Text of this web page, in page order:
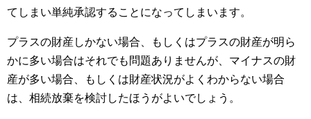
てしまい単純承認することになってしまいます。
プラスの財産しかない場合、もしくはプラスの財産が明ら
かに多い場合はそれでも問題ありませんが、マイナスの財
産が多い場合、もしくは財産状況がよくわからない場合
は、相続放棄を検討したほうがよいでしょう。